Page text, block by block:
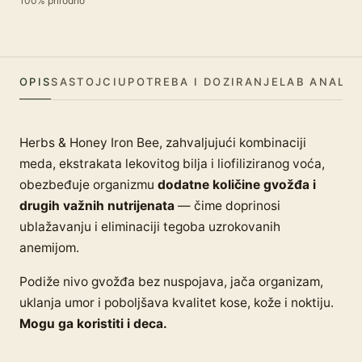
OPISSASTOJCI UPOTREBA I DOZIRANJE LAB
Herbs & Honey Iron Bee, zahvaljujući kombinaciji
meda, ekstrakata lekovitog bilja i liofiliziranog voća,
obezbeđuje organizmu dodatne količine gvožđa i
drugih važnih nutrijenata — čime doprinosi
ublažavanju i eliminaciji tegoba uzrokovanih
anemijom.
Podiže nivo gvožđa bez nuspojava, jača organizam,
uklanja umor i poboljšava kvalitet kose, kože i noktiju.
Mogu ga koristiti i deca.